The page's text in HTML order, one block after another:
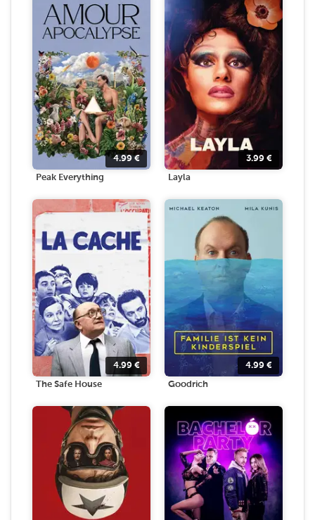
4.99€
Peak Everything
3.99 €
Layla
4.99 €
The Safe House
4.99 €
Goodrich